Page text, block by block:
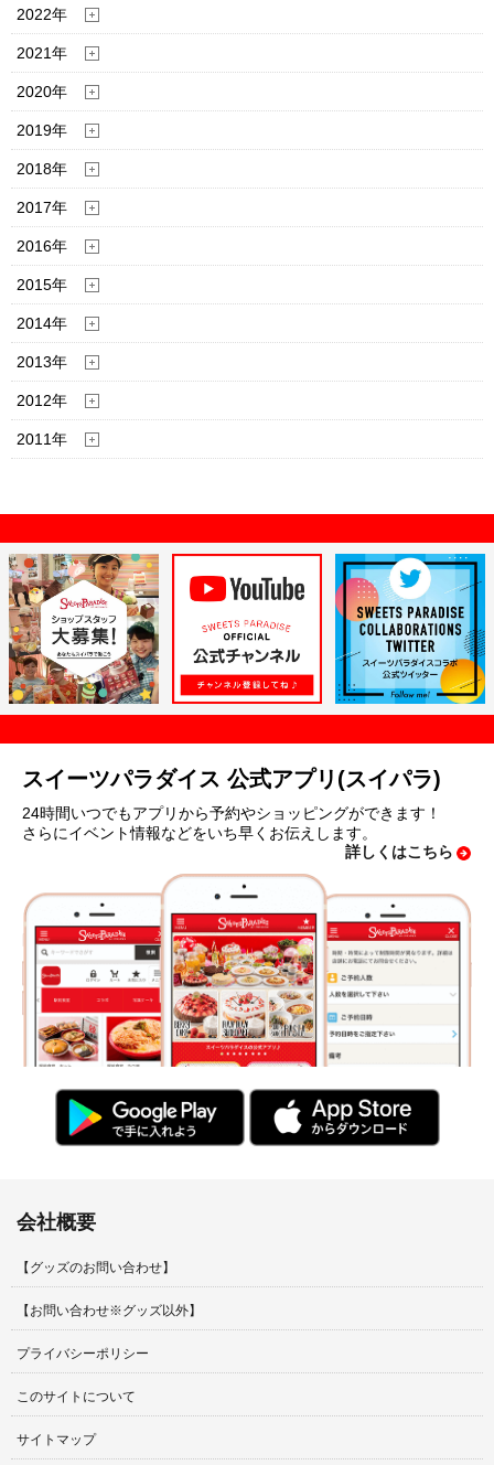
2022年
2021年
2020年
2019年
2018年
2017年
2016年
2015年
2014年
2013年
2012年
2011年
スイーツパラダイス 公式アプリ(スイパラ)
24時間いつでもアプリから予約やショッピングができます！
さらにイベント情報などをいち早くお伝えします。
詳しくはこちら
会社概要
【グッズのお問い合わせ】
【お問い合わせ※グッズ以外】
プライバシーポリシー
このサイトについて
サイトマップ